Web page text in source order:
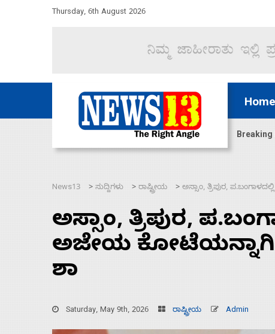
Thursday, 6th August 2026
Home
Breaking
ಹಣಬಲ ಮತ್ತು ಹೈಕಮಾಂಡ್ ರಾಜಕಾರಣಕ್ಕೆ: ವಿಜಯೇಂದ್ರ
News13 > ಸುದ್ದಿಗಳು > ರಾಷ್ಟ್ರೀಯ > ಅಸ್ಸಾಂ, ತ್ರಿಪುರ,
ಅಸ್ಸಾಂ, ತ್ರಿಪುರ,
ಅಜೇಯ ಕೋಟೆಯನ್ನಾಗಿ
ಶಾ
Saturday, May 9th, 2026 ರಾಷ್ಟ್ರೀಯ Admin